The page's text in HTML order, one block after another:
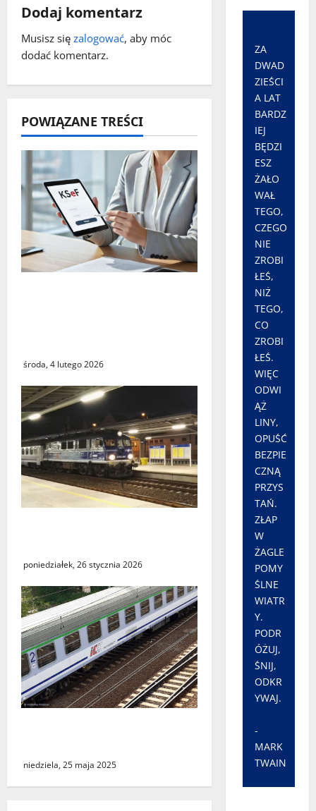
p
i
Dodaj komentarz
Musisz się zalogować, aby móc
dodać komentarz.
POWIĄZANE TREŚCI
środa, 4 lutego 2026
poniedziałek, 26 stycznia 2026
niedziela, 25 maja 2025
ZA
DWAD
ZIEŚCI
A LAT
BARDZ
IEJ
BĘDZI
ESZ
ŻAŁO
WAŁ
TEGO,
CZEGO
NIE
ZROBI
ŁEŚ,
NIŻ
TEGO,
CO
ZROBI
ŁEŚ.
WIĘC
ODWI
ĄŻ
LINY,
OPUŚĆ
BEZPIE
CZNĄ
PRZYS
TAŃ.
ZŁAP
W
ŻAGLE
POMY
ŚLNE
WIATR
Y.
PODR
ÓŻUJ,
ŚNIJ,
ODKR
YWAJ.
-
MARK
TWAIN